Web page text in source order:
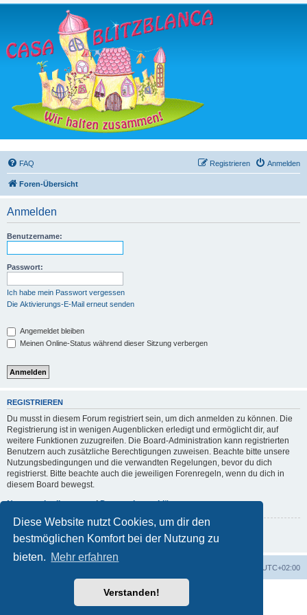
Diese Website nutzt Cookies, um dir den
bestmöglichen Komfort bei der Nutzung zu
bieten. Mehr erfahren
Verstanden!
FAQ Anmelden
Registrieren
Foren-Übersicht
Anmelden
Benutzername:
Passwort:
Ich habe mein Passwort vergessen
Die Aktivierungs-E-Mail erneut senden
Angemeldet bleiben
Meinen Online-Status während dieser Sitzung verbergen
REGISTRIEREN
Du musst in diesem Forum registriert sein, um dich anmelden zu können. Die
Registrierung ist in wenigen Augenblicken erledigt und ermöglicht dir, auf
weitere Funktionen zuzugreifen. Die Board-Administration kann registrierten
Benutzern auch zusätzliche Berechtigungen zuweisen. Beachte bitte unsere
Nutzungsbedingungen und die verwandten Regelungen, bevor du dich
registrierst. Bitte beachte auch die jeweiligen Forenregeln, wenn du dich in
diesem Board bewegst.
Nutzungsbedingungen|Datenschutzerklärung
Registrieren
UTC+02:00
Powered byphpBB® Forum Software © phpBB Limited
phpBB.de